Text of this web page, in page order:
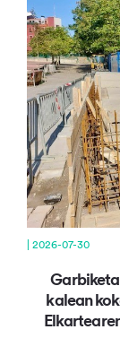
| 2026-07-30
kalean